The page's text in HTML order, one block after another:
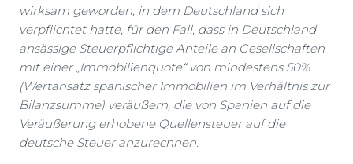
wirksam geworden, in dem Deutschland sich
verpflichtet hatte, für den Fall, dass in Deutschland
ansässige Steuerpflichtige Anteile an Gesellschaften
mit einer „Immobilienquote“ von mindestens 50%
(Wertansatz spanischer Immobilien im Verhältnis zur
Bilanzsumme) veräußern, die von Spanien auf die
Veräußerung erhobene Quellensteuer auf die
deutsche Steuer anzurechnen.